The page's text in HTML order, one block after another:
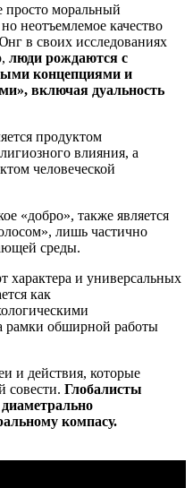
просто моральный
неотъемлемое качество
в своих исследованиях
люди рождаются с
концепциями и
включая дуальность
продуктом
влияния, а
человеческой
«добро», также является
лишь частично
среды.
характера и универсальных
как
рамки обширной работы
и действия, которые
совести. Глобалисты
компасу.